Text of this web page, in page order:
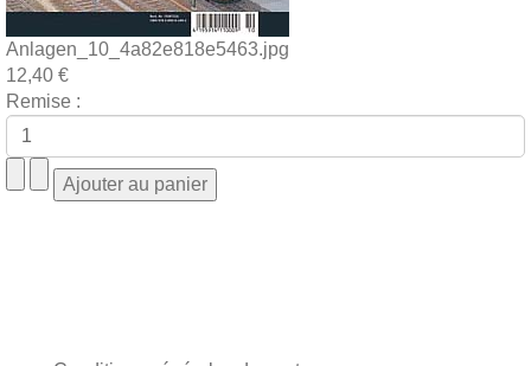
Anlagen_10_4a82e818e5463.jpg
12,40 €
Remise :